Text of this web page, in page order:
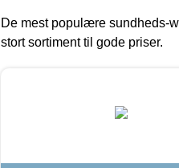
De mest populære sundheds-
stort sortiment til gode priser.